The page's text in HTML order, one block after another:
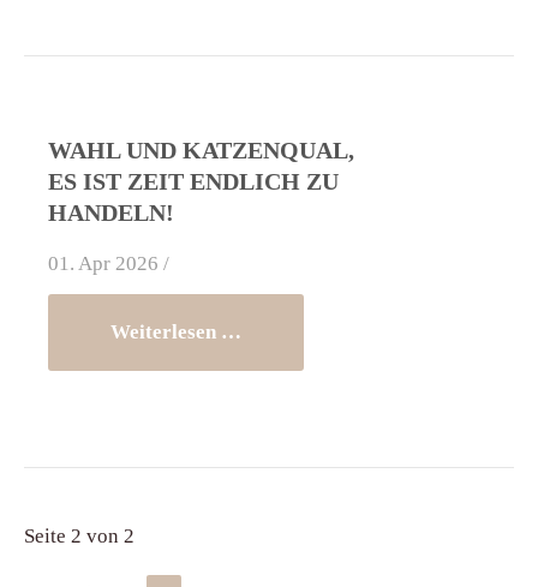
WAHL UND KATZENQUAL,
ES IST ZEIT ENDLICH ZU
HANDELN!
01. Apr 2026 /
Weiterlesen …
Seite 2 von 2